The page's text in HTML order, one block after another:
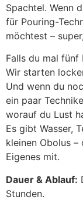
Spachtel. Wenn
für Pouring-
möchtest –
Falls du mal fünf
Wir starten
Und wenn du
ein paar
worauf du Lust
Es gibt Wasser,
kleinen Obolus
Eigenes mit.
Dauer & Ablauf:
Stunden.